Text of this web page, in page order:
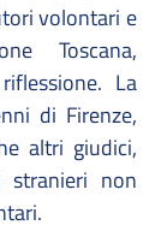
volontari e
Toscana,
La
di Firenze,
altri giudici,
stranieri non